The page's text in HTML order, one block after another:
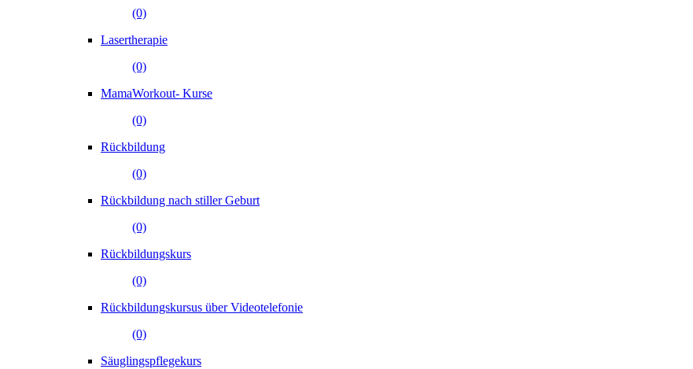
(0)
Lasertherapie
(0)
MamaWorkout- Kurse
(0)
Rückbildung
(0)
Rückbildung nach stiller Geburt
(0)
Rückbildungskurs
(0)
Rückbildungskursus über Videotelefonie
(0)
Säuglingspflegekurs